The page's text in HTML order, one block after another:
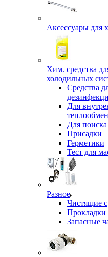
Аксессуары для
Хим. средства
холодильных
Средства
Для
Для поиска
Присадки
Герметики
Тест для
Разное
Чистящие
Прокладки
Запасные